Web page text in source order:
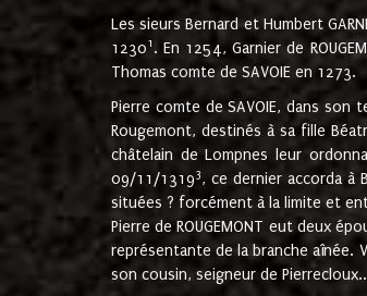
Les sieurs Bernard et Humbert
12301 . En 1254, Garnier de
Thomas comte de SAVOIE en 1273.
Pierre comte de SAVOIE, dans
Rougemont, destinés à sa fille
châtelain de Lompnes leur
09/11/13193, ce dernier accorda à
situées ? forcément à la limite et
Pierre de ROUGEMONT eut deux
représentante de la branche aînée.
son cousin, seigneur de